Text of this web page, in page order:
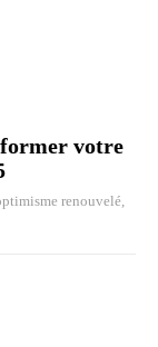
votre
renouvelé,